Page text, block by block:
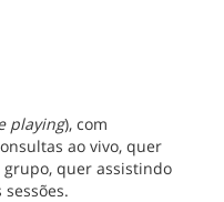
playing), com
ao vivo, quer
quer assistindo